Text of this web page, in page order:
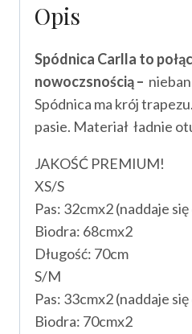
Opis
Spódnica Carlla to
nowoczsnością –
Spódnica ma krój
pasie. Materiał ładnie
JAKOŚĆ PREMIUM!
XS/S
Pas: 32cmx2 (naddaje
Biodra: 68cmx2
Długość: 70cm
S/M
Pas: 33cmx2 (naddaje
Biodra: 70cmx2